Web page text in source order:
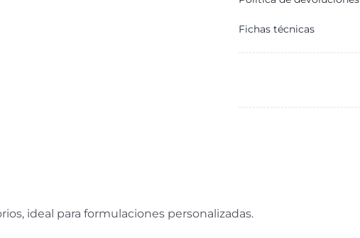
100
gr.
Fichas técnicas
ideal para formulaciones personalizadas.